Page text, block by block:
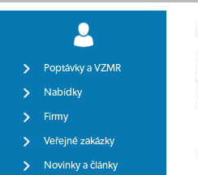
Poptávky a VZMR
Nabídky
Firmy
Veřejné zakázky
Novinky a články